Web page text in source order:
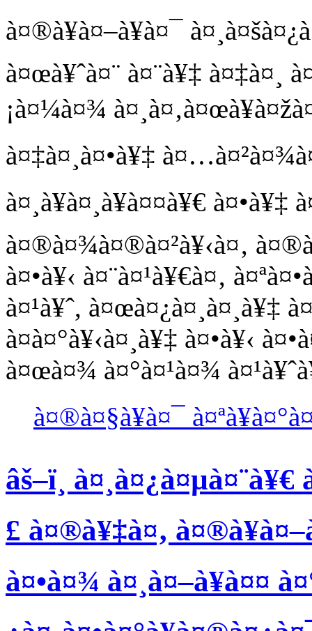
à¤®à¥à¤–à¥à¤¯
à¤œà¥ˆà¤¨ à¤¨à¥‡ à¤‡à¤¸
¡à¤¼à¤¾
à¤‡à¤¸à¤•à¥‡
à¤¸à¥à¤¸à¥à¤¤à¥€
à¤®à¤¾à¤®à¤²à¥‹à¤‚
à¤•à¥‹ à¤¨à¤¹à¥€à¤‚
à¤¹à¥ˆ, à¤œà¤¿à¤¸à¤¸à¥‡
à¤­à¤°à¥‹à¤¸à¥‡ à¤•à¥‹
à¤œà¤¾ à¤°à¤¹à¤¾
à¤®à¤§à¥à¤¯
âš–ï¸ à¤¸à¤¿à¤µà¤¨à¥€
£ à¤®à¥‡à¤‚
à¤•à¤¾ à¤¸à¤–à¥à¤¤